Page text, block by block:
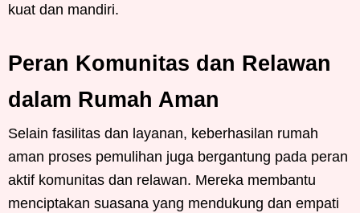
kuat dan mandiri.
Peran Komunitas dan Relawan
dalam Rumah Aman
Selain fasilitas dan layanan, keberhasilan rumah
aman proses pemulihan juga bergantung pada peran
aktif komunitas dan relawan. Mereka membantu
menciptakan suasana yang mendukung dan empati